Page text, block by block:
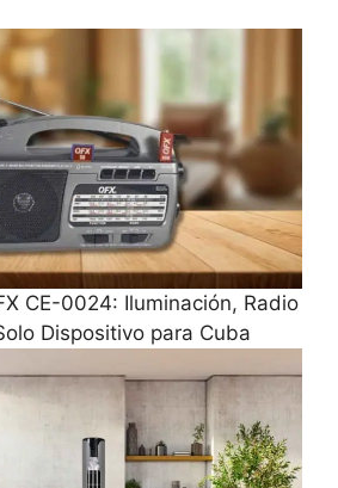
CE-0024: Iluminación, Radio
Dispositivo para Cuba